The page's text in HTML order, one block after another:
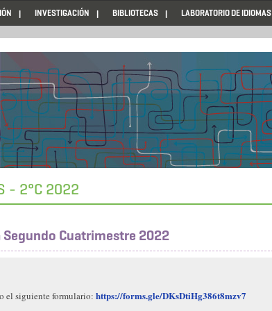
INVESTIGACIÓN BIBLIOTECAS LABORATORIO DE IDIOMAS
- 2°C 2022
Segundo Cuatrimestre 2022
el siguiente formulario: https://forms.gle/DKsDtiHg386t8mzv7